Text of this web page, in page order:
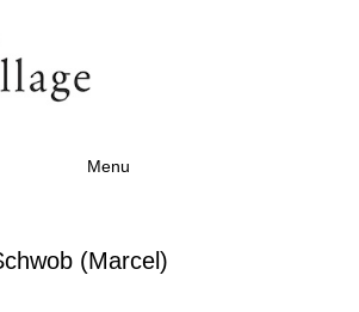
Menu
(Marcel)